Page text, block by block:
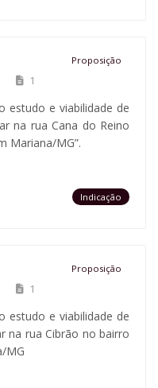
Proposição
1
estudo e viabilidade de
na rua Cana do Reino
Mariana/MG”.
Indicação
Proposição
1
estudo e viabilidade de
na rua Cibrão no bairro
MG